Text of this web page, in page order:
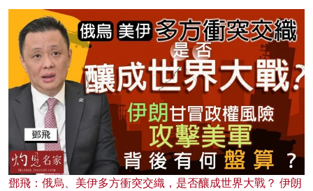
鄧飛：俄烏、美伊多方衝突交織，是否釀成世界大戰？ 伊朗